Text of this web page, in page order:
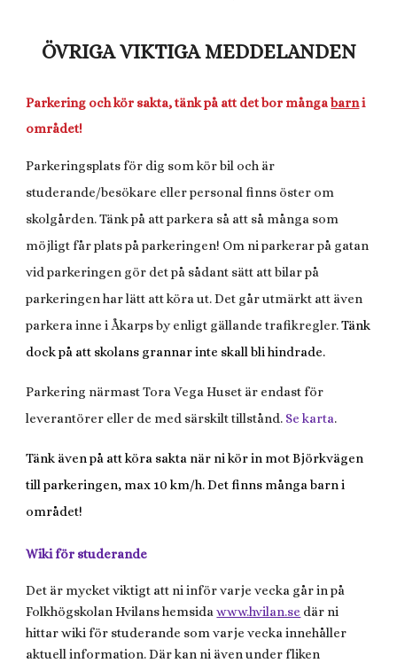
ÖVRIGA VIKTIGA MEDDELANDEN
Parkering och kör sakta, tänk på att det bor mångabarni
området!
Parkeringsplats för dig som kör bil och är
studerande/besökare eller personal finns öster om
skolgården. Tänk på att parkera så att så många som
möjligt får plats på parkeringen! Om ni parkerar på gatan
vid parkeringen gör det på sådant sätt att bilar på
parkeringen har lätt att köra ut. Det går utmärkt att även
parkera inne i Åkarps by enligt gällande trafikregler.Tänk
dock på att skolans grannar inte skall bli hindrade.
Parkering närmast Tora Vega Huset är endast för
leverantörer eller de med särskilt tillstånd. Se karta.
Tänk även på att köra sakta när ni kör in mot Björkvägen
till parkeringen, max 10 km/h. Det finns många barn i
området!
Wiki för studerande
Det är mycket viktigt att ni inför varje vecka går in på
Folkhögskolan Hvilans hemsidawww.hvilan.se där ni
hittar wiki för studerande som varje vecka innehåller
aktuell information. Där kan ni även under fliken